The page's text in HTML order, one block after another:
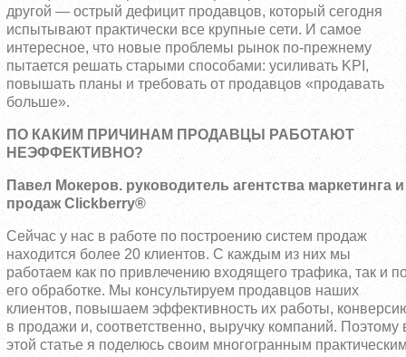
другой — острый дефицит продавцов, который сегодня
испытывают практически все крупные сети. И самое
интересное, что новые проблемы рынок по-прежнему
пытается решать старыми способами: усиливать KPI,
повышать планы и требовать от продавцов «продавать
больше».
ПО КАКИМ ПРИЧИНАМ ПРОДАВЦЫ РАБОТАЮТ
НЕЭФФЕКТИВНО?
Павел Мокеров. руководитель агентства маркетинга и
продаж Clickberry®
Сейчас у нас в работе по построению систем продаж
находится более 20 клиентов. С каждым из них мы
работаем как по привлечению входящего трафика, так и
его обработке. Мы консультируем продавцов наших
клиентов, повышаем эффективность их работы,
в продажи и, соответственно, выручку компаний. Поэтому
этой статье я поделюсь своим многогранным